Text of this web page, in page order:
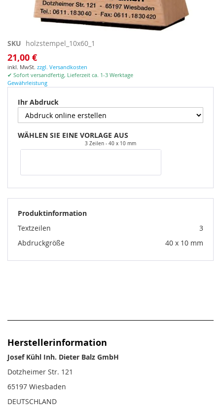
Zum
Anfang
der
Bildgalerie
springen
SKU holzstempel_10x60_1
21,00 €
inkl. MwSt. zzgl. Versandkosten
✔ Sofort versandfertig, Lieferzeit ca. 1-3 Werktage
Gewährleistung
Ihr Abdruck
WÄHLEN SIE EINE VORLAGE AUS
3 Zeilen 40 x 10 mm
Produktinformation
Textzeilen
3
Abdruckgröße
40 x 10 mm
Herstellerinformation
Josef Kühl Inh. Dieter Balz GmbH
Dotzheimer Str. 121
65197 Wiesbaden
DEUTSCHLAND